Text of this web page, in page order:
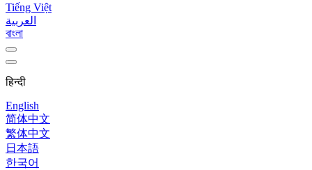
Tiếng Việt
العربية
বাংলা
हिन्दी
English
简体中文
繁体中文
日本語
한국어